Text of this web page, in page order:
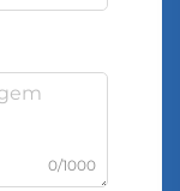
0/1000